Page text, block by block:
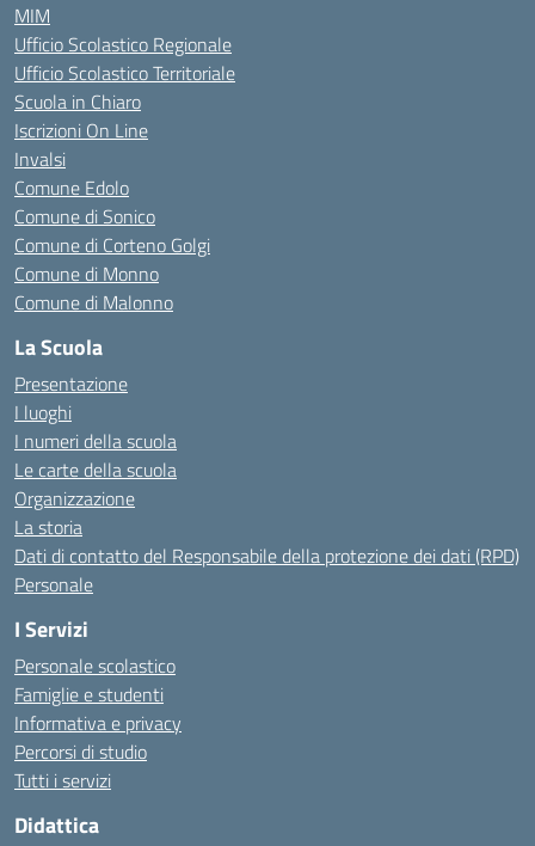
MIM
Ufficio Scolastico Regionale
Ufficio Scolastico Territoriale
Scuola in Chiaro
Iscrizioni On Line
Invalsi
Comune Edolo
Comune di Sonico
Comune di Corteno Golgi
Comune di Monno
Comune di Malonno
La Scuola
Presentazione
I luoghi
I numeri della scuola
Le carte della scuola
Organizzazione
La storia
Dati di contatto del Responsabile della protezione dei dati (RPD)
Personale
I Servizi
Personale scolastico
Famiglie e studenti
Informativa e privacy
Percorsi di studio
Tutti i servizi
Didattica